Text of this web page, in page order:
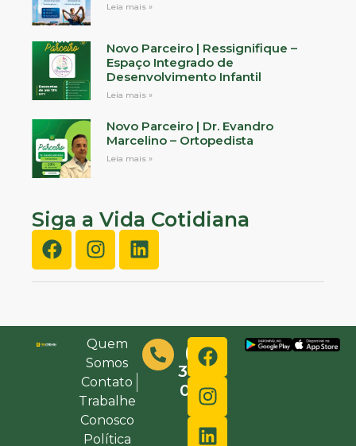
Leia mais »
Novo Parceiro | Ressignifique –
Espaço Integrado de
Desenvolvimento Infantil
Leia mais »
Novo Parceiro | Dr. Evandro
Marcelino – Ortopedista
Leia mais »
Siga a Vida Cotidiana
Quem
Somos
Contato
Trabalhe
Conosco
Política
(48)
3632-
0000